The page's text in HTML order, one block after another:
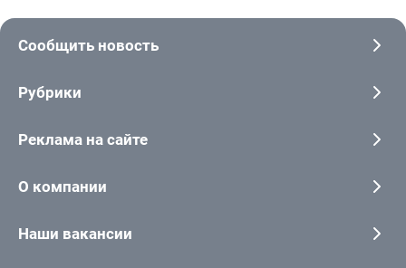
Сообщить новость
Рубрики
Реклама на сайте
О компании
Наши вакансии